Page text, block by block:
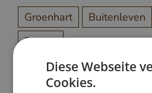
Groenhart
Buitenleven
Project
Diese Webseite
Cookies.